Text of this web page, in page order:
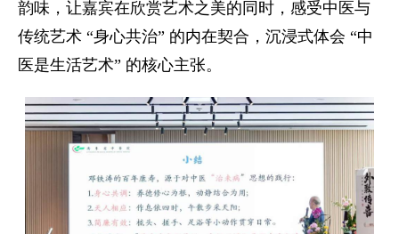
韵味，让嘉宾在欣赏艺术之美的同时，感受中医与
传统艺术 “身心共治” 的内在契合，沉浸式体会 “中
医是生活艺术” 的核心主张。